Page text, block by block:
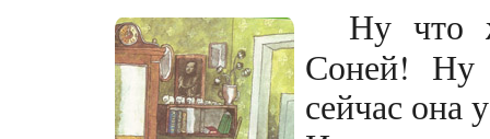
Ну что
Соней! Ну
сейчас она